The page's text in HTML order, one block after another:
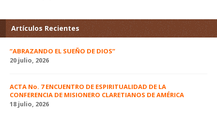
Artículos Recientes
“ABRAZANDO EL SUEÑO DE DIOS”
20 julio, 2026
ACTA No. 7 ENCUENTRO DE ESPIRITUALIDAD DE LA
CONFERENCIA DE MISIONERO CLARETIANOS DE AMÉRICA
18 julio, 2026